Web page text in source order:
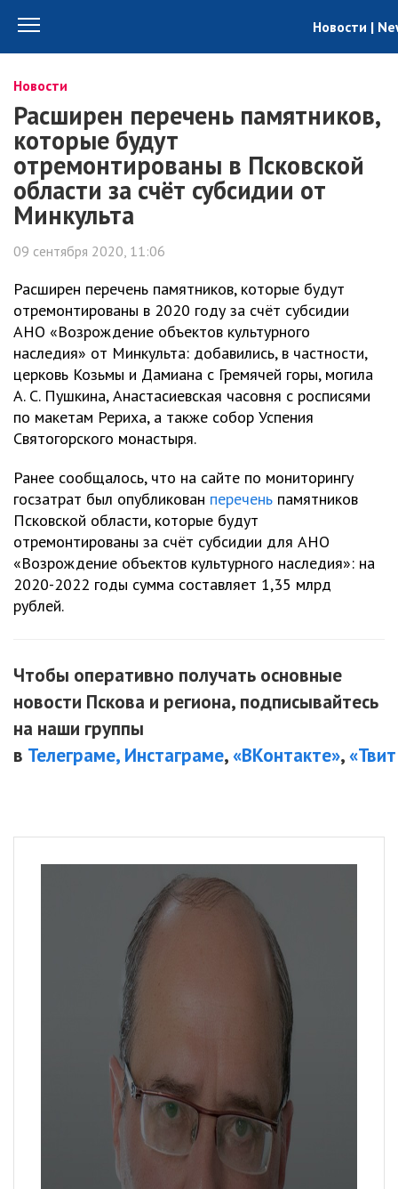
Новости |
Новости
Расширен перечень памятников,
которые будут
отремонтированы в Псковской
области за счёт субсидии от
Минкульта
09 сентября 2020, 11:06
Расширен перечень памятников, которые будут
отремонтированы в 2020 году за счёт субсидии
АНО «Возрождение объектов культурного
наследия» от Минкульта: добавились, в частности,
церковь Козьмы и Дамиана с Гремячей горы, могила
А. С. Пушкина, Анастасиевская часовня с росписями
по макетам Рериха, а также собор Успения
Святогорского монастыря.
Ранее сообщалось, что на сайте по мониторингу
госзатрат был опубликован перечень памятников
Псковской области, которые будут
отремонтированы за счёт субсидии для АНО
«Возрождение объектов культурного наследия»: на
2020-2022 годы сумма составляет 1,35 млрд
рублей.
Чтобы оперативно получать основные
новости Пскова и региона, подписывайтесь
на наши группы
в Телеграме, Инстаграме,«ВКонтакте»,